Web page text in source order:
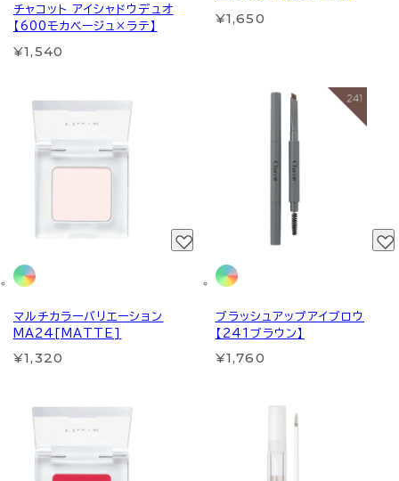
チャコット アイシャドウデュオ
【600モカベージュ×ラテ】
¥1,540
¥1,650
マルチカラーバリエーション
MA24[MATTE]
¥1,320
ブラッシュアップアイブロウ
【241ブラウン】
¥1,760